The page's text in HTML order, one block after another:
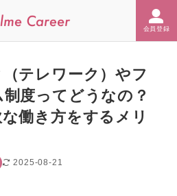
会員登録
テレワーク）やフ
度ってどうなの？
働き方をするメリ
2025-08-21